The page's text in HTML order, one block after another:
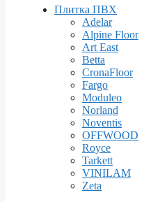
Плитка ПВХ
Adelar
Alpine Floor
Art East
Betta
CronaFloor
Fargo
Moduleo
Norland
Noventis
OFFWOOD
Royce
Tarkett
VINILAM
Zeta